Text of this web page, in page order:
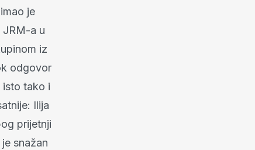
je
JRM-a u
iz
odgovor
isto tako i
Ilija
prijetnji
snažan